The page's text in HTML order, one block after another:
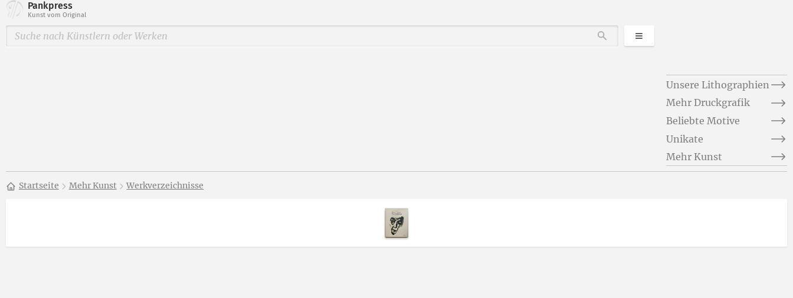
Pankpress
Kunst vom Original
DurchsuchenKategorien
Unsere Lithographien
Mehr Druckgrafik
Beliebte Motive
Unikate
Mehr Kunst
Startseite Mehr Kunst Werkverzeichnisse